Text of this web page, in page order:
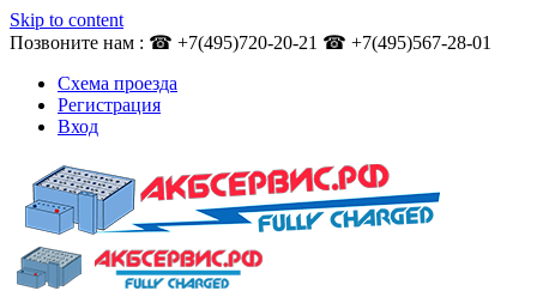
Skip to content
Позвоните нам : ☎ +7(495)720-20-21 ☎ +7(495)567-28-01
Схема проезда
Регистрация
Вход